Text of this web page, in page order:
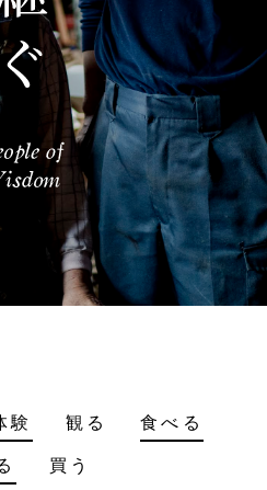
験 観る 食べる
買う